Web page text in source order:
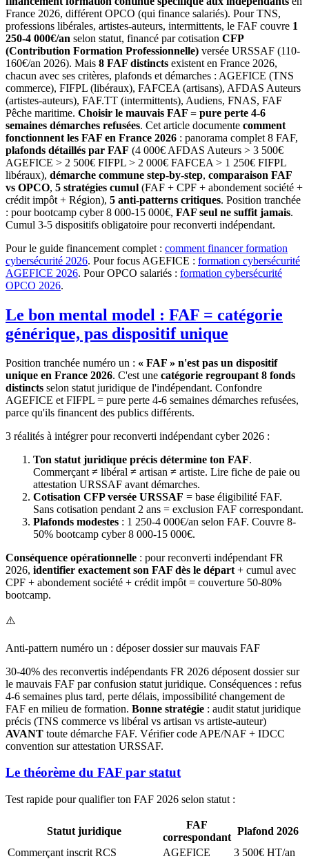
France 2026, différent OPCO (qui finance salariés). Pour TNS,
professions libérales, artistes-auteurs, intermittents, le FAF couvre 1
250-4 000€/an selon statut, financé par cotisation CFP
(Contribution Formation Professionnelle) versée URSSAF (110-
160€/an 2026). Mais 8 FAF distincts existent en France 2026,
chacun avec ses critères, plafonds et démarches : AGEFICE (TNS
commerce), FIFPL (libéraux), FAFCEA (artisans), AFDAS Auteurs
(artistes-auteurs), FAF.TT (intermittents), Audiens, FNAS, FAF
Pêche maritime. Choisir le mauvais FAF = pure perte 4-6
semaines démarches refusées. Cet article documente comment
fonctionnent les FAF en France 2026 : panorama complet 8 FAF,
plafonds détaillés par FAF (4 000€ AFDAS Auteurs > 3 500€
AGEFICE > 2 500€ FIFPL > 2 000€ FAFCEA > 1 250€ FIFPL
libéraux), démarche commune step-by-step, comparaison FAF
vs OPCO, 5 stratégies cumul (FAF + CPF + abondement société +
crédit impôt + Région), 5 anti-patterns critiques. Position tranchée
: pour bootcamp cyber 8 000-15 000€, FAF seul ne suffit jamais.
Cumul 3-5 dispositifs obligatoire pour reconverti indépendant.
Pour le guide financement complet : comment financer formation
cybersécurité 2026. Pour focus AGEFICE : formation cybersécurité
AGEFICE 2026. Pour OPCO salariés : formation cybersécurité
OPCO 2026.
Le bon mental model : FAF = catégorie
générique, pas dispositif unique
Position tranchée numéro un : « FAF » n'est pas un dispositif
unique en France 2026. C'est une catégorie regroupant 8 fonds
distincts selon statut juridique de l'indépendant. Confondre
AGEFICE et FIFPL = pure perte 4-6 semaines démarches refusées,
parce qu'ils financent des publics différents.
3 réalités à intégrer pour reconverti indépendant cyber 2026 :
Ton statut juridique précis détermine ton FAF.
Commerçant ≠ libéral ≠ artisan ≠ artiste. Lire fiche de paie ou
attestation URSSAF avant démarches.
Cotisation CFP versée URSSAF = base éligibilité FAF.
Sans cotisation pendant 2 ans = exclusion FAF correspondant.
Plafonds modestes : 1 250-4 000€/an selon FAF. Couvre 8-
50% bootcamp cyber 8 000-15 000€.
Conséquence opérationnelle : pour reconverti indépendant FR
2026, identifier exactement son FAF dès le départ + cumul avec
CPF + abondement société + crédit impôt = couverture 50-80%
bootcamp.
⚠️
Anti-pattern numéro un : déposer dossier sur mauvais FAF
30-40% des reconvertis indépendants FR 2026 déposent dossier sur
le mauvais FAF par confusion statut juridique. Conséquences : refus
4-6 semaines plus tard, perte délais, impossibilité changement de
FAF en milieu de formation. Bonne stratégie : audit statut juridique
précis (TNS commerce vs libéral vs artisan vs artiste-auteur)
AVANT toute démarche FAF. Vérifier code APE/NAF + IDCC
convention sur attestation URSSAF.
Le théorème du FAF par statut
Test rapide pour qualifier ton FAF 2026 selon statut :
Statut juridique
FAF
correspondant
Plafond 2026
Commerçant inscrit RCS
AGEFICE
3 500€ HT/an